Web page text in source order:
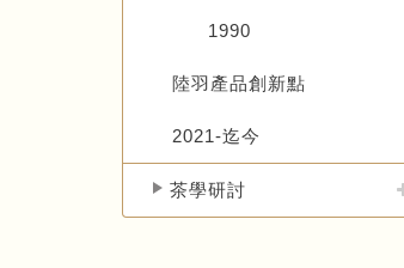
1990
陸羽產品創新點
2021-迄今
茶學研討